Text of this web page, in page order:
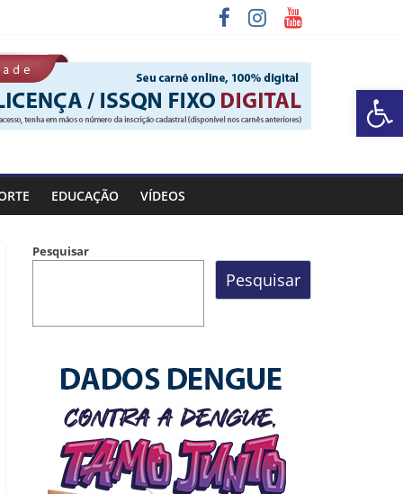
Barra de Ferramentas Aberta
Rocinha
EDUCAÇÃO VÍDEOS
Pesquisar
Pesquisar